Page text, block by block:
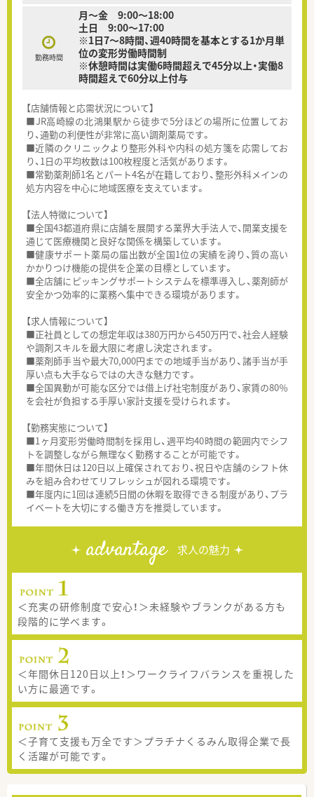
勤務時間
月〜金 9:00〜18:00
土日 9:00〜17:00
※1日7～8時間、週40時間を基本とする1か月単
位の変形労働時間制
※休憩時間は実働6時間超えで45分以上・実働8
時間超えで60分以上付与
【店舗情報と応需状況について】
■JR高崎線の北鴻巣駅から徒歩で5分ほどの場所に位置してお
り、通勤の利便性が非常に高い調剤薬局です。
■近隣のクリニックより整形外科や内科の処方箋を応需してお
り、1日の平均枚数は100枚程度と活気があります。
■常勤薬剤師1名とパート4名が在籍しており、整形外科メインの
処方内容を中心に地域医療を支えています。
【法人特徴について】
■全国43都道府県に店舗を展開する業界大手法人で、開業支援を
通じて医療機関と良好な関係を構築しています。
■健康サポート薬局の届出数が全国1位の実績を誇り、質の高い
かかりつけ機能の提供を企業の目標としています。
■全店舗にピッキングサポートシステムを標準導入し、薬剤師が
安全かつ効率的に業務へ集中できる環境があります。
【求人情報について】
■正社員としての想定年収は380万円から450万円で、社会人経験
や調剤スキルを最大限に考慮し決定されます。
■薬剤師手当や最大70,000円までの地域手当があり、諸手当が手
厚い点も大手ならではの大きな魅力です。
■全国異動が可能な区分では借上げ社宅制度があり、家賃の80％
を会社が負担する手厚い家計支援を受けられます。
【勤務実態について】
■1ヶ月変形労働時間制を採用し、週平均40時間の範囲内でシフ
トを調整しながら無理なく勤務することが可能です。
■年間休日は120日以上確保されており、祝日や店舗のシフト休
みを組み合わせてリフレッシュが図れる環境です。
■年度内に1回は連続5日間の休暇を取得できる制度があり、プラ
イベートを大切にする働き方を推奨しています。
advantage 求人の魅力
＜充実の研修制度で安心！＞未経験やブランクがある方も
段階的に学べます。
＜年間休日120日以上！＞ワークライフバランスを重視した
い方に最適です。
＜子育て支援も万全です＞プラチナくるみん取得企業で長
く活躍が可能です。